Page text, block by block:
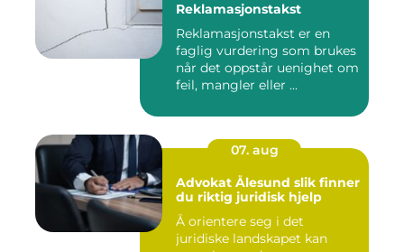
Reklamasjonstakst
Reklamasjonstakst er en
faglig vurdering som brukes
når det oppstår uenighet om
feil, mangler eller ...
07. aug
Advokat Ålesund slik finner
du riktig juridisk hjelp
Å orientere seg i det
juridiske landskapet kan